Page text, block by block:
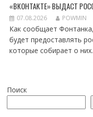
«ВКОНТАКТЕ» ВЫДАСТ
07.08.2026 POWMIN
Как сообщает
будет предоставлять
которые собирает о
Поиск